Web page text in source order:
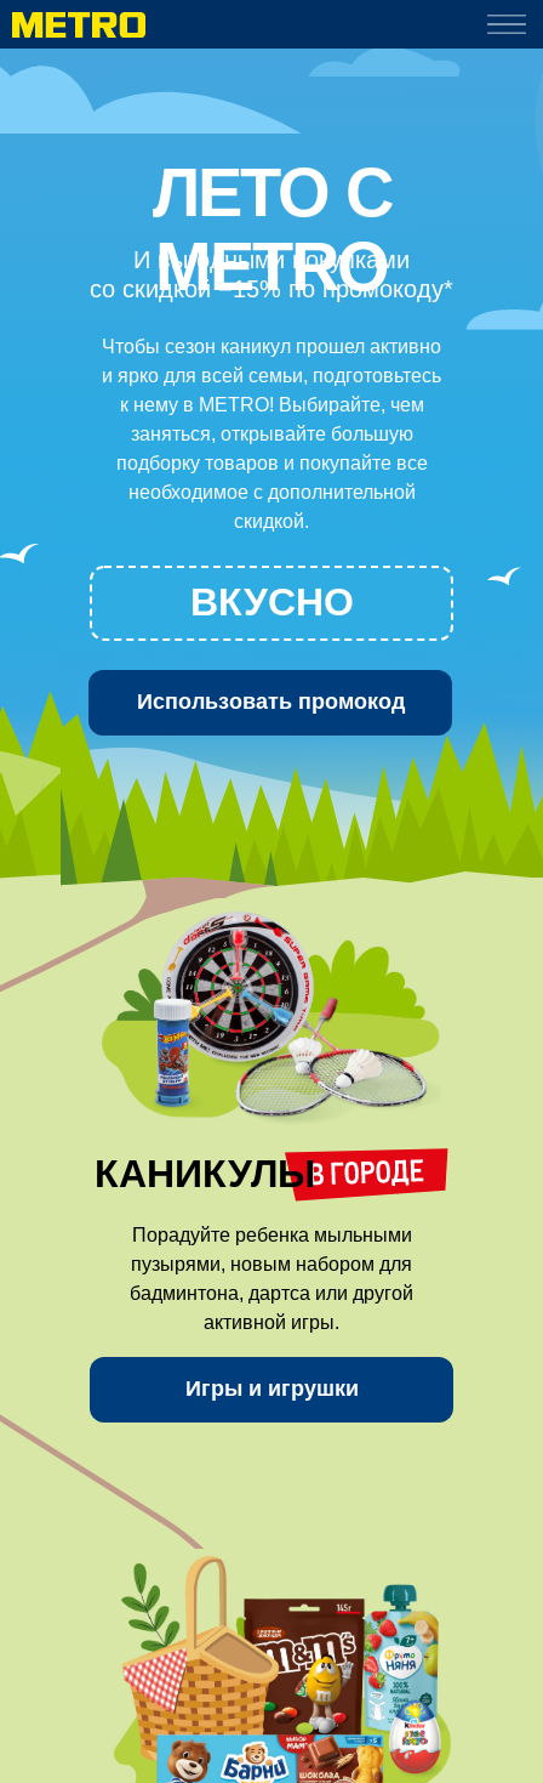
ЛЕТО С
METRO
И выгодными покупками
со скидкой −15% по промокоду*
Чтобы сезон каникул прошел активно
и ярко для всей семьи, подготовьтесь
к нему в METRO! Выбирайте, чем
заняться, открывайте большую
подборку товаров и покупайте все
необходимое с дополнительной
скидкой.
ВКУСНО
Использовать промокод
Порадуйте ребенка мыльными
пузырями, новым набором для
бадминтона, дартса или другой
активной игры.
КАНИКУЛЫ
Игры и игрушки